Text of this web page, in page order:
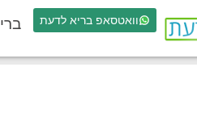
וואטסאפ בריא לדעת